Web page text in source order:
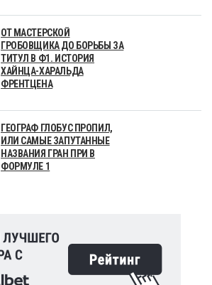
ОТ МАСТЕРСКОЙ
ГРОБОВЩИКА ДО БОРЬБЫ ЗА
ТИТУЛ В Ф1. ИСТОРИЯ
ХАЙНЦА-ХАРАЛЬДА
ФРЕНТЦЕНА
ГЕОГРАФ ГЛОБУС ПРОПИЛ,
ИЛИ САМЫЕ ЗАПУТАННЫЕ
НАЗВАНИЯ ГРАН ПРИ В
ФОРМУЛЕ 1